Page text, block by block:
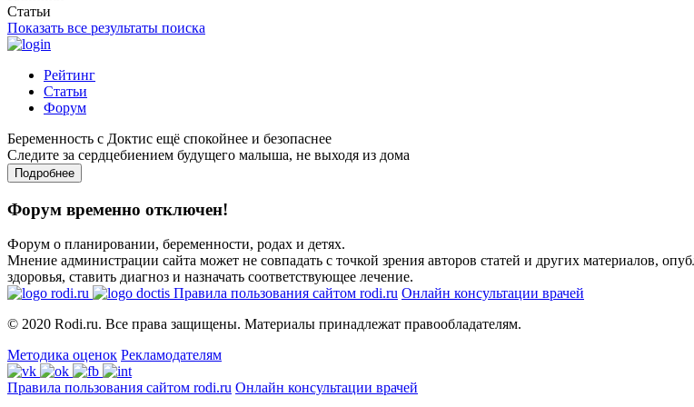
Статьи
Показать все результаты поиска
Рейтинг
Статьи
Форум
Беременность с Доктис ещё спокойнее и безопаснее
Следите за сердцебиением будущего малыша, не выходя из дома
Подробнее
Форум временно отключен!
Форум о планировании, беременности, родах и детях.
Мнение администрации сайта может не совпадать с точкой зрения авторов статей и других материалов,
здоровья, ставить диагноз и назначать соответствующее лечение.
Правила пользования сайтом rodi.ru Онлайн консультации врачей
© 2020 Rodi.ru. Все права защищены. Материалы принадлежат правообладателям.
Методика оценок Рекламодателям
Правила пользования сайтом rodi.ru Онлайн консультации врачей